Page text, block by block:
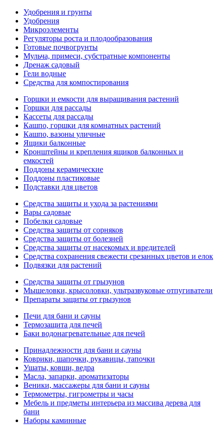
Удобрения и грунты
Удобрения
Микроэлементы
Регуляторы роста и плодообразования
Готовые почвогрунты
Мульча, примеси, субстратные компоненты
Дренаж садовый
Гели водные
Средства для компостирования
Горшки и емкости для выращивания растений
Горшки для рассады
Кассеты для рассады
Кашпо, горшки для комнатных растений
Кашпо, вазоны уличные
Ящики балконные
Кронштейны и крепления ящиков балконных и
емкостей
Поддоны керамические
Поддоны пластиковые
Подставки для цветов
Средства защиты и ухода за растениями
Вары садовые
Побелки садовые
Средства защиты от сорняков
Средства защиты от болезней
Средства защиты от насекомых и вредителей
Средства сохранения свежести срезанных цветов и елок
Подвязки для растений
Средства защиты от грызунов
Мышеловки, крысоловки, ультразвуковые отпугиватели
Препараты защиты от грызунов
Печи для бани и сауны
Термозащита для печей
Баки водонагревательные для печей
Принадлежности для бани и сауны
Коврики, шапочки, рукавицы, тапочки
Ушаты, ковши, ведра
Масла, запарки, ароматизаторы
Веники, массажеры для бани и сауны
Термометры, гигрометры и часы
Мебель и предметы интерьера из массива дерева для
бани
Наборы каминные